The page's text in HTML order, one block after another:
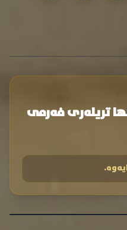
تریلەری فەرمی